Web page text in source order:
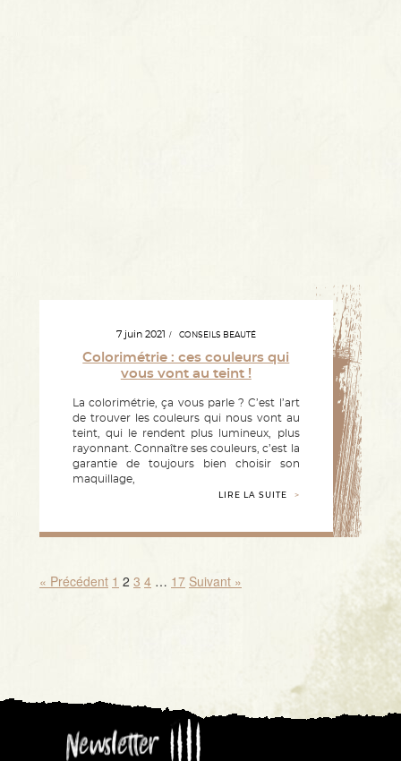
7 juin 2021 CONSEILS BEAUTÉ
Colorimétrie : ces couleurs qui
vous vont au teint !
La colorimétrie, ça vous parle ? C’est l’art
de trouver les couleurs qui nous vont au
teint, qui le rendent plus lumineux, plus
rayonnant. Connaître ses couleurs, c’est la
garantie de toujours bien choisir son
maquillage,
LIRE LA SUITE
« Précédent 1 2 3 4 … 17 Suivant »
Newsletter